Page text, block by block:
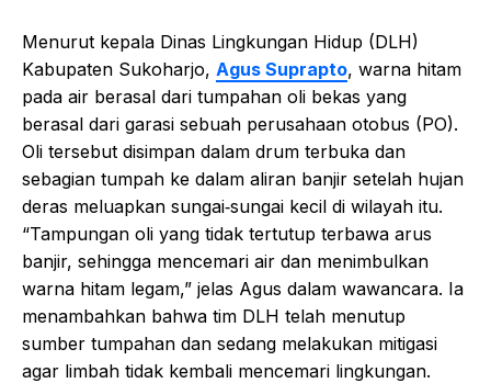
Menurut kepala Dinas Lingkungan Hidup (DLH)
Kabupaten Sukoharjo, Agus Suprapto, warna hitam
pada air berasal dari tumpahan oli bekas yang
berasal dari garasi sebuah perusahaan otobus (PO).
Oli tersebut disimpan dalam drum terbuka dan
sebagian tumpah ke dalam aliran banjir setelah hujan
deras meluapkan sungai‑sungai kecil di wilayah itu.
“Tampungan oli yang tidak tertutup terbawa arus
banjir, sehingga mencemari air dan menimbulkan
warna hitam legam,” jelas Agus dalam wawancara. Ia
menambahkan bahwa tim DLH telah menutup
sumber tumpahan dan sedang melakukan mitigasi
agar limbah tidak kembali mencemari lingkungan.